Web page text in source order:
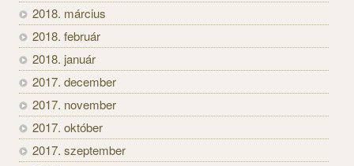
2018. március
2018. február
2018. január
2017. december
2017. november
2017. október
2017. szeptember